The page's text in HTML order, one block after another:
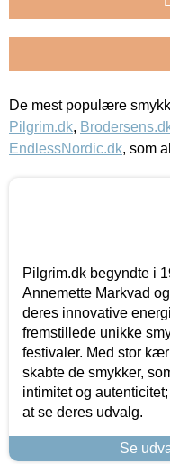
De mest populære
Pilgrim.dk,
EndlessNordic.dk, som
Pilgrim.dk begyndte i
Annemette Markvad
deres innovative
fremstillede unikke
festivaler. Med stor
skabte de smykker,
intimitet og
at se deres udvalg.
Se